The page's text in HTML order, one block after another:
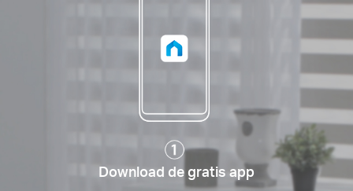
Download de gratis app